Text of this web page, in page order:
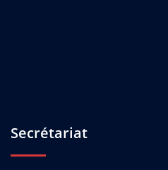
Secrétariat